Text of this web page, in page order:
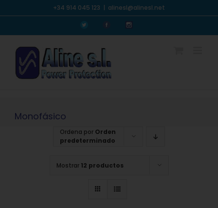
al
+34 914 045 123 | alinesl@alinesl.net
PersonalizadoPersonalizadoPersonalizado
Monofásico
Ordena por Orden
predeterminado
Mostrar 12 productos